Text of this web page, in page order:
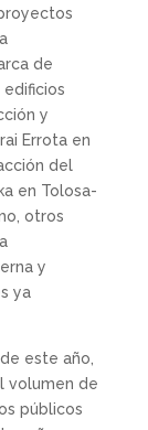
de
edificios
y
Errota en
del
en Tolosa-
otros
y
ya
este año,
volumen de
públicos